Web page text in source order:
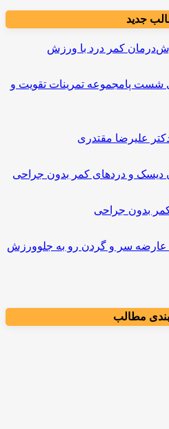
جدید
درمان کمر درد با ورزش
مجموعه تمرینات تقویت و
علیرضا مقتدری
بدون جراحی
ورزش
مطالب